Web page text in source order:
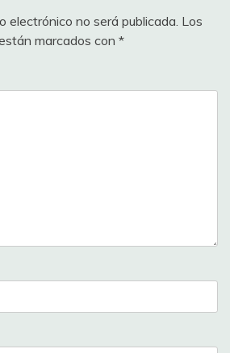
electrónico no será publicada. Los
marcados con *